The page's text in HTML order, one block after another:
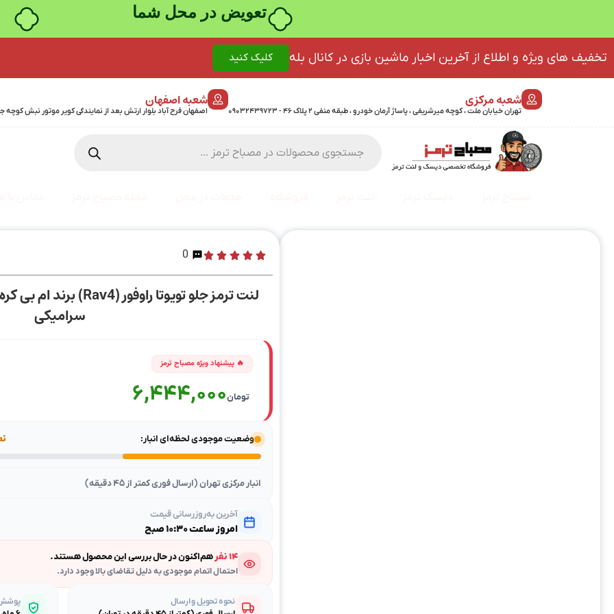
خرید قسطی با ترب‌پی
تخفیف های ویژه و اطلاع از آخرین اخبار ماشین بازی در کانال بله کلیک کنید
شعبه مرکزی
تهران خیابان ملت ، کوچه میرشریفی ، پاساژ آرمان خودرو ، طبقه منفی 2 پلاک 46 - 09032439723
شعبه اصفهان
اصفهان فرح آباد بلوار ارتش بعد از نمایندگی کویر موتور نبش کوچه جمشیدی 24 پلاک 358 -
0
سرامیکی
تومان6,444,000
وضعیت موجودی لحظه‌ای انبار:
انبار مرکزی تهران (ارسال فوری کمتر از ۴۵ دقیقه)
آخرین به‌روزرسانی قیمت
امروز ساعت ۱۰:۳۰ صبح
۱۴ نفر هم‌اکنون در حال بررسی این محصول هستند.
احتمال اتمام موجودی به دلیل تقاضای بالا وجود دارد.
نحوه تحویل و ارسال
پوشش